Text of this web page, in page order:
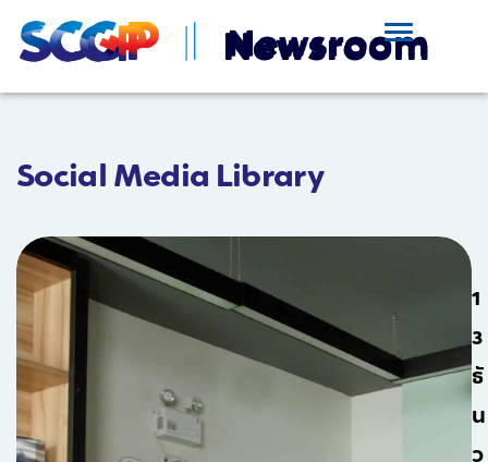
Social Media Library
1
3
ธั
น
ว